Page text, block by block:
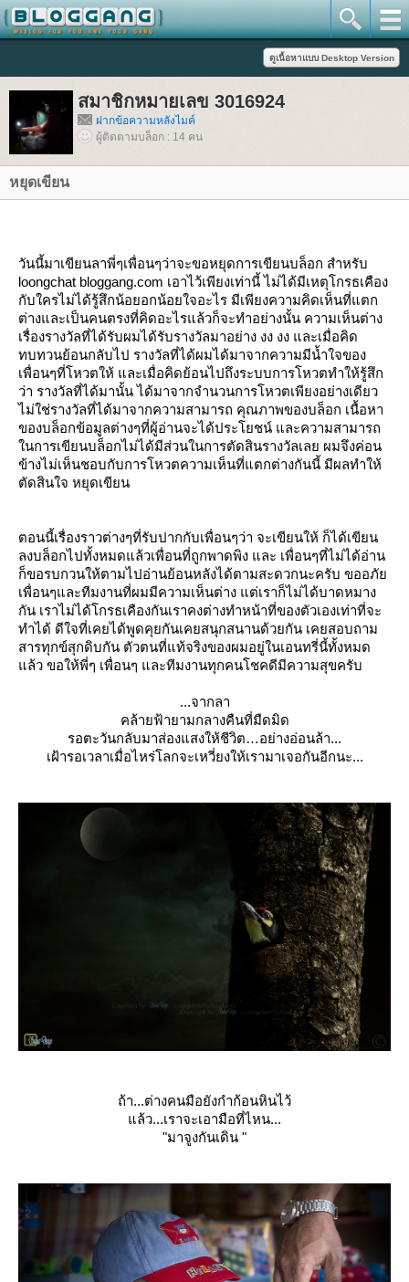
สมาชิกหมายเลข 3016924
ฝากข้อความหลังไมค์
ผู้ติดตามบล็อก : 14 คน
หยุดเขียน
วันนี้มาเขียนลาพี่ๆเพื่อนๆว่าจะขอหยุดการเขียนบล็อก สำหรับ
loongchat bloggang.com เอาไว้เพียงเท่านี้ ไม่ได้มีเหตุโกรธเคือง
กับใครไม่ได้รู้สึกน้อยอกน้อยใจอะไร มีเพียงความคิดเห็นที่แตก
ต่างและเป็นคนตรงที่คิดอะไรแล้วก็จะทำอย่างนั้น ความเห็นต่าง
เรื่องรางวัลที่ได้รับผมได้รับรางวัลมาอย่าง งง งง และเมื่อคิด
ทบทวนย้อนกลับไป รางวัลที่ได้ผมได้มาจากความมีน้ำใจของ
เพื่อนๆที่โหวตให้ และเมื่อคิดย้อนไปถึงระบบการโหวตทำให้รู้สึก
ว่า รางวัลที่ได้มานั้น ได้มาจากจำนวนการโหวตเพียงอย่างเดียว
ไม่ใช่รางวัลที่ได้มาจากความสามารถ คุณภาพของบล็อก เนื้อหา
ของบล็อกข้อมูลต่างๆที่ผู้อ่านจะได้ประโยชน์ และความสามารถ
นการเขียนบล็อกไม่ได้มีส่วนในการตัดสินรางวัลเลย ผมจึงค่อน
ข้างไม่เห็นชอบกับการโหวตความเห็นที่แตกต่างกันนี้ มีผลทำให้
ตัดสินใจ หยุดเขียน
ตอนนี้เรื่องราวต่างๆที่รับปากกับเพื่อนๆว่า จะเขียนให้ ก็ได้เขียน
ลงบล็อกไปทั้งหมดแล้วเพื่อนที่ถูกพาดพิง และ เพื่อนๆที่ไม่ได้อ่าน
ก็ขอรบกวนให้ตามไปอ่านย้อนหลังได้ตามสะดวกนะครับ ขออภั
เพื่อนๆและทีมงานที่ผมมีความเห็นต่าง แต่เราก็ไม่ได้บาดหมาง
กัน เราไม่ได้โกรธเคืองกันเราคงต่างทำหน้าที่ของตัวเองเท่าที่จะ
ทำได้ ดีใจที่เคยได้พูดคุยกันเคยสนุกสนานด้วยกัน เคยสอบถาม
สารทุกข์สุกดิบกัน ตัวตนที่แท้จริงของผมอยู่ในเอนทรี่นี้ทั้งหมด
ล้ว ขอให้พี่ๆ เพื่อนๆ และทีมงานทุกคนโชคดีมีความสุขครับ
...จากลา
คล้ายฟ้ายามกลางคืนที่มืดมิด
รอตะวันกลับมาส่องแสงให้ชีวิต
อย่างอ่อนล้า...
เฝ้ารอเวลาเมื่อไหร่โลกจะเหวี่ยงให้เรามาเจอกันอีกนะ...
ถ้า...ต่างคนมือยังกำก้อนหินไว้
ล้ว...เราจะเอามือที่ไหน...
"มาจูงกันเดิน "